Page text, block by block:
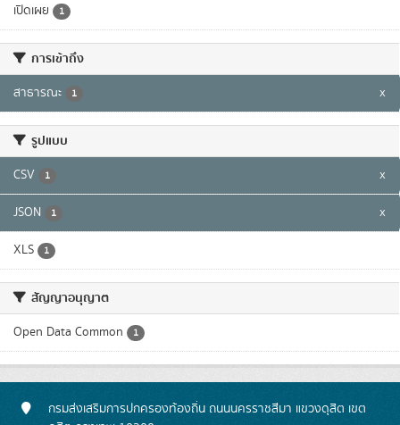
เปิดเผย 1
การเข้าถึง
สาธารณะ 1 x
รูปแบบ
CSV 1 x
JSON 1 x
XLS 1
สัญญาอนุญาต
Open Data Common 1
กรมส่งเสริมการปกครองท้องถิ่น ถนนนครราชสีมา แขวงดุสิต เขต